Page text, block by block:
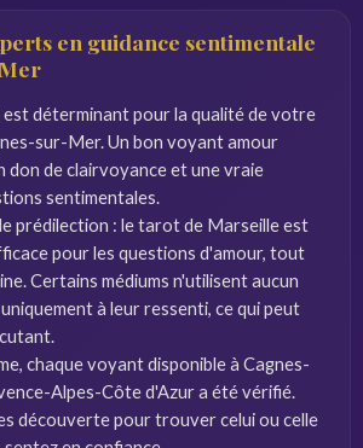
en guidance sentimentale
est déterminant pour la qualité de votre
sur-Mer. Un bon voyant amour
don de clairvoyance et une vraie
sentimentales.
prédilection : le tarot de Marseille est
pour les questions d'amour, tout
Certains médiums n'utilisent aucun
à leur ressenti, ce qui peut
chaque voyant disponible à Cagnes-
Alpes-Côte d'Azur a été vérifié.
découverte pour trouver celui ou celle